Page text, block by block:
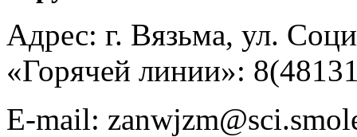
Адрес: г. Вязьма, ул.
«Горячей линии»:
E-mail: